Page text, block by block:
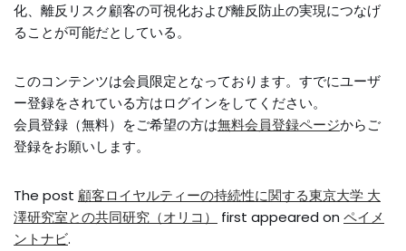
化、離反リスク顧客の可視化および離反防止の実現につなげ
ることが可能だとしている。
このコンテンツは会員限定となっております。すでにユーザ
ー登録をされている方はログインをしてください。
会員登録（無料）をご希望の方は無料会員登録ページからご
登録をお願いします。
The post 顧客ロイヤルティーの持続性に関する東京大学 大
澤研究室との共同研究（オリコ）
first appeared on ペイメ
ントナビ.